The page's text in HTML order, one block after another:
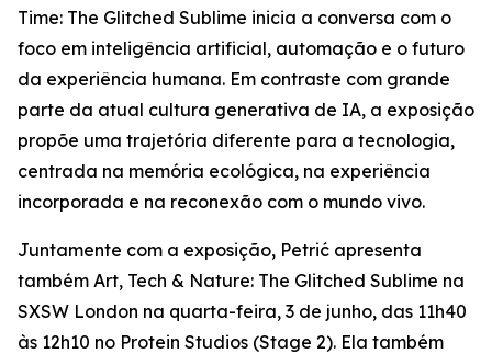
Time: The Glitched Sublime inicia a conversa com o
foco em inteligência artificial, automação e o futuro
da experiência humana. Em contraste com grande
parte da atual cultura generativa de IA, a exposição
propõe uma trajetória diferente para a tecnologia,
centrada na memória ecológica, na experiência
incorporada e na reconexão com o mundo vivo.
Juntamente com a exposição, Petrić apresenta
também Art, Tech & Nature: The Glitched Sublime na
SXSW London na quarta-feira, 3 de junho, das 11h40
às 12h10 no Protein Studios (Stage 2). Ela também